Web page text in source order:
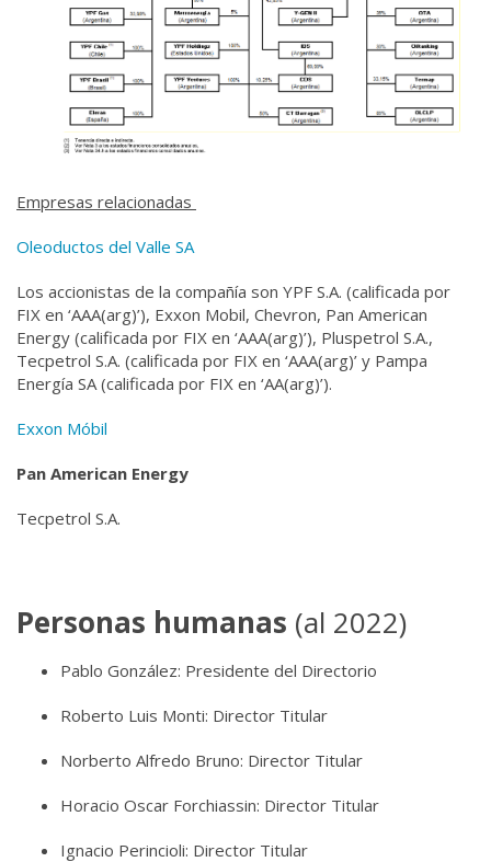
Empresas relacionadas
Oleoductos del Valle SA
Los accionistas de la compañía son YPF S.A. (calificada por
FIX en ‘AAA(arg)’), Exxon Mobil, Chevron, Pan American
Energy (calificada por FIX en ‘AAA(arg)’), Pluspetrol S.A.,
Tecpetrol S.A. (calificada por FIX en ‘AAA(arg)’ y Pampa
Energía SA (calificada por FIX en ‘AA(arg)’).
Exxon Móbil
Pan American Energy
Tecpetrol S.A.
Personas humanas (al 2022)
Pablo González: Presidente del Directorio
Roberto Luis Monti: Director Titular
Norberto Alfredo Bruno: Director Titular
Horacio Oscar Forchiassin: Director Titular
Ignacio Perincioli: Director Titular